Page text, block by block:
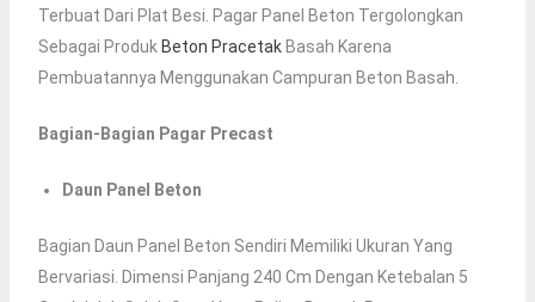
Terbuat Dari Plat Besi. Pagar Panel Beton Tergolongkan
Sebagai Produk Beton PracetakBasah Karena
Pembuatannya Menggunakan Campuran Beton Basah.
Bagian-Bagian Pagar Precast
Daun Panel Beton
Bagian Daun Panel Beton Sendiri Memiliki Ukuran Yang
Bervariasi. Dimensi Panjang 240 Cm Dengan Ketebalan 5